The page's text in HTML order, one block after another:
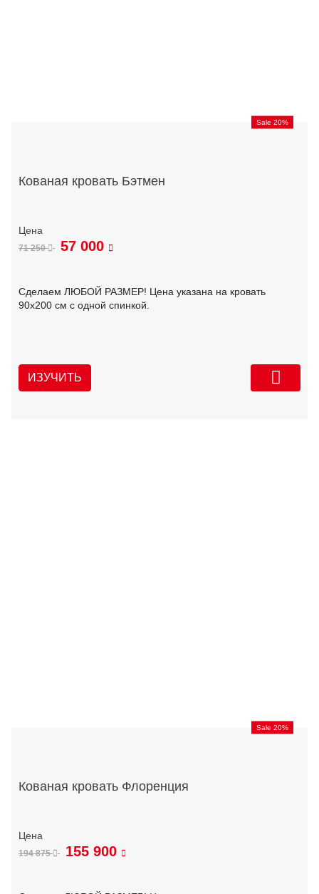
Sale 20%
Кованая кровать Бэтмен
71 250 57 000
Сделаем ЛЮБОЙ РАЗМЕР! Цена указана на кровать
90х200 см с одной спинкой.
ИЗУЧИТЬ
Sale 20%
Кованая кровать Флоренция
194 875 155 900